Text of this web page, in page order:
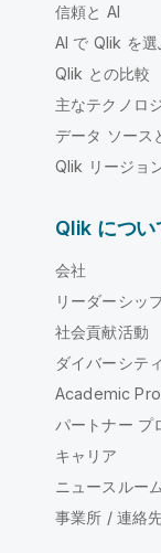
信頼と AI
AI で Qlik を選
Qlik との比較
主なテクノロ
データ ソース
Qlik リージョ
Qlik につい
会社
リーダーシッ
社会貢献活動
ダイバーシティ
Academic
パートナー プ
キャリア
ニュースルーム
事業所 / 連絡